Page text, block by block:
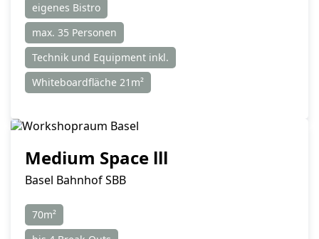
eigenes Bistro
max. 35 Personen
Technik und Equipment inkl.
Whiteboardfläche 21m²
Medium Space lll
Basel Bahnhof SBB
70m²